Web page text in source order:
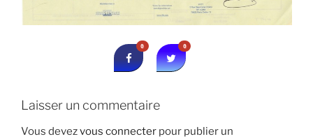
0 0
Laisser un commentaire
Vous devezvous connecter pour publier un